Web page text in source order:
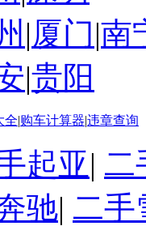
|厦门|南
|贵阳
全|购车计算器|违章查询
起亚| 二
驰| 二手